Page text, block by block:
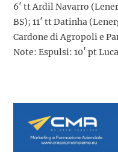
6′ tt Ardil Navarro
BS); 11′ tt Datinha
Cardone di Agropoli e
Note: Espulsi: 10′ pt